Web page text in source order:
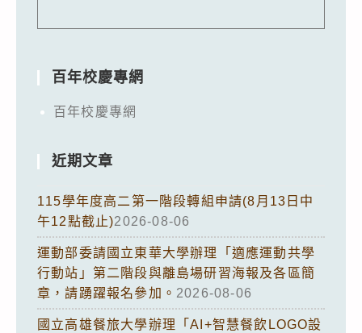
百年校慶專網
百年校慶專網
近期文章
115學年度高二第一階段轉組申請(8月13日中
午12點截止)2026-08-06
運動部委請國立東華大學辦理「適應運動共學
行動站」第二階段與離島場研習海報及各區簡
章，請踴躍報名參加。 2026-08-06
國立高雄餐旅大學辦理「AI+智慧餐飲LOGO設